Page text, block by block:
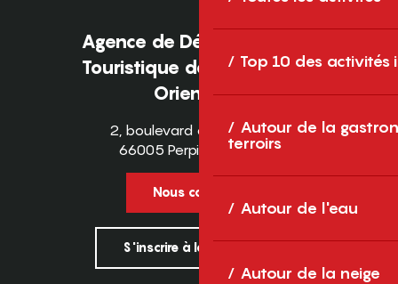
Top 10 des activités
Autour de la
terroirs
Autour de l'eau
Autour de la neige
Agence de Développement
Touristique des Pyrénées-
Orientales
2, boulevard des Pyrénées
66005 Perpignan Cedex
Nous contacter
S'inscrire à la newsletter